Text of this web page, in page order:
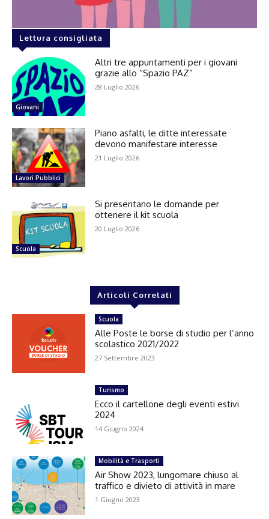
Lettura consigliata
Giovani
Altri tre appuntamenti per i giovani
grazie allo “Spazio PAZ”
28 Luglio 2026
Lavori Pubblici
Piano asfalti, le ditte interessate
devono manifestare interesse
21 Luglio 2026
Scuola
Si presentano le domande per
ottenere il kit scuola
20 Luglio 2026
Articoli Correlati
Scuola
Alle Poste le borse di studio per l’anno
scolastico 2021/2022
27 Settembre 2023
Turismo
Ecco il cartellone degli eventi estivi
2024
14 Giugno 2024
Mobilità e Trasporti
Air Show 2023, lungomare chiuso al
traffico e divieto di attività in mare
1 Giugno 2023